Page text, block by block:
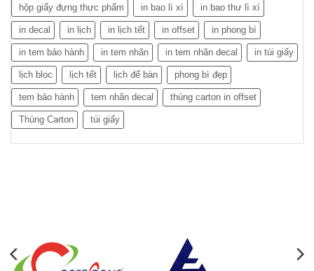
hộp giấy đựng thực phẩm in bao lì xì in bao thư lì xì
in decal in lịch in lịch tết in offset in phong bì
in tem bảo hành in tem nhãn in tem nhãn decal in túi giấy
lịch bloc lịch tết lịch để bàn phong bì đẹp
tem bảo hành tem nhãn decal thùng carton in offset
Thùng Carton túi giấy